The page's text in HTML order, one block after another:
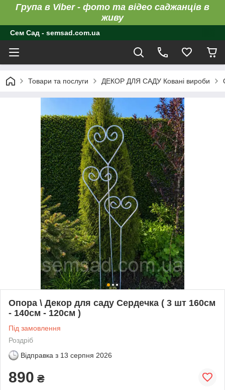
Група в Viber - фото та відео саджанців в
живу
Сем Сад - semsad.com.ua
Товари та послуги ДЕКОР ДЛЯ САДУ Ковані вироби
Опора \ Декор для саду Сердечка ( 3 шт 160см
- 140см - 120см )
Під замовлення
Роздріб
Відправка з 13 серпня 2026
890 ₴